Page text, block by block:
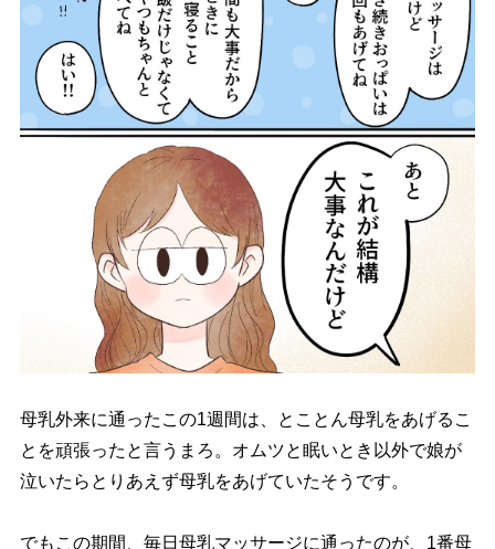
母乳外来に通ったこの1週間は、とことん母乳をあげるこ
とを頑張ったと言うまろ。オムツと眠いとき以外で娘が
泣いたらとりあえず母乳をあげていたそうです。
でもこの期間、毎日母乳マッサージに通ったのが、1番母